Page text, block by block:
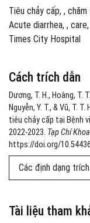
Cách trích dẫn
Dương, T. H., Hoàng, T.
Nguyễn, Y. T., & Vũ, T.
tiêu chảy cấp tại Bệnh
2022-2023. Tạp Chí
https://doi.org/
Các định dạng
Tiêu chảy cấp , chăm
Acute diarrhea , care
Times City Hospital
Tài liệu tham